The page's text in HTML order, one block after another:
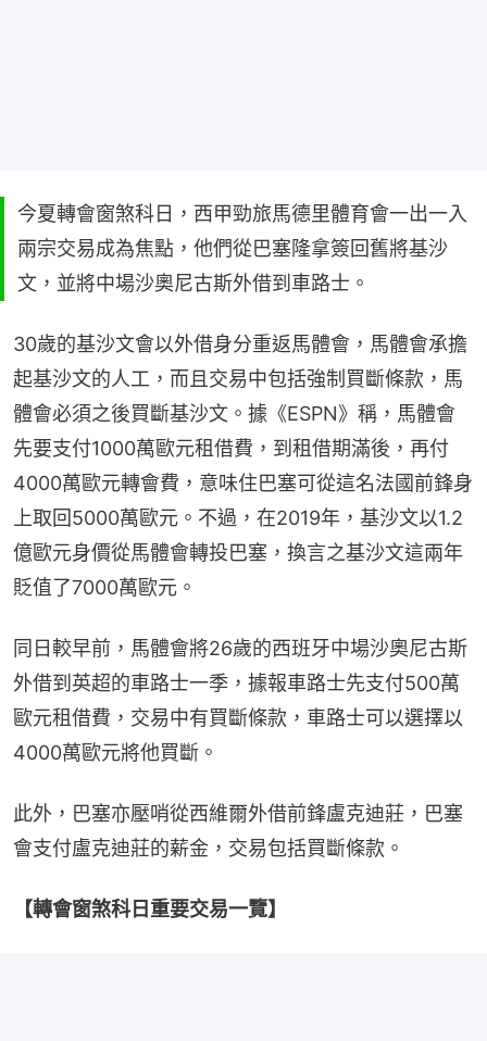
今夏轉會窗煞科日，西甲勁旅馬德里體育會一出一入
兩宗交易成為焦點，他們從巴塞隆拿簽回舊將基沙
文，並將中場沙奧尼古斯外借到車路士。
30歲的基沙文會以外借身分重返馬體會，馬體會承擔
起基沙文的人工，而且交易中包括強制買斷條款，馬
體會必須之後買斷基沙文。據《ESPN》稱，馬體會
先要支付1000萬歐元租借費，到租借期滿後，再付
4000萬歐元轉會費，意味住巴塞可從這名法國前鋒身
上取回5000萬歐元。不過，在2019年，基沙文以1.2
億歐元身價從馬體會轉投巴塞，換言之基沙文這兩年
貶值了7000萬歐元。
同日較早前，馬體會將26歲的西班牙中場沙奧尼古斯
外借到英超的車路士一季，據報車路士先支付500萬
歐元租借費，交易中有買斷條款，車路士可以選擇以
4000萬歐元將他買斷。
此外，巴塞亦壓哨從西維爾外借前鋒盧克迪莊，巴塞
會支付盧克迪莊的薪金，交易包括買斷條款。
【轉會窗煞科日重要交易一覽】